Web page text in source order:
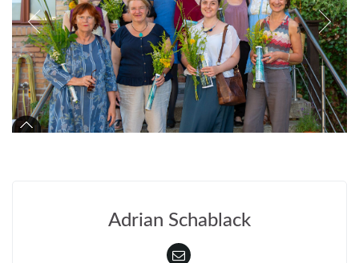
Adrian Schablack